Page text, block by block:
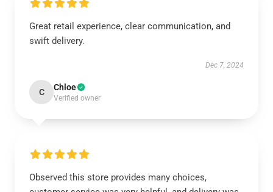
Great retail experience, clear communication, and
swift delivery.
Dec 7, 2024
C Chloe
Verified owner
Observed this store provides many choices,